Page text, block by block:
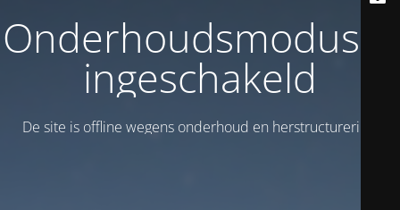
Onderhoudsmodus is
ingeschakeld
De site is offline wegens onderhoud en herstructurering!